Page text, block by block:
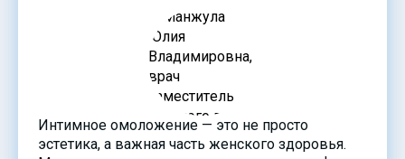
Интимное омоложение — это не просто
эстетика, а важная часть женского здоровья.